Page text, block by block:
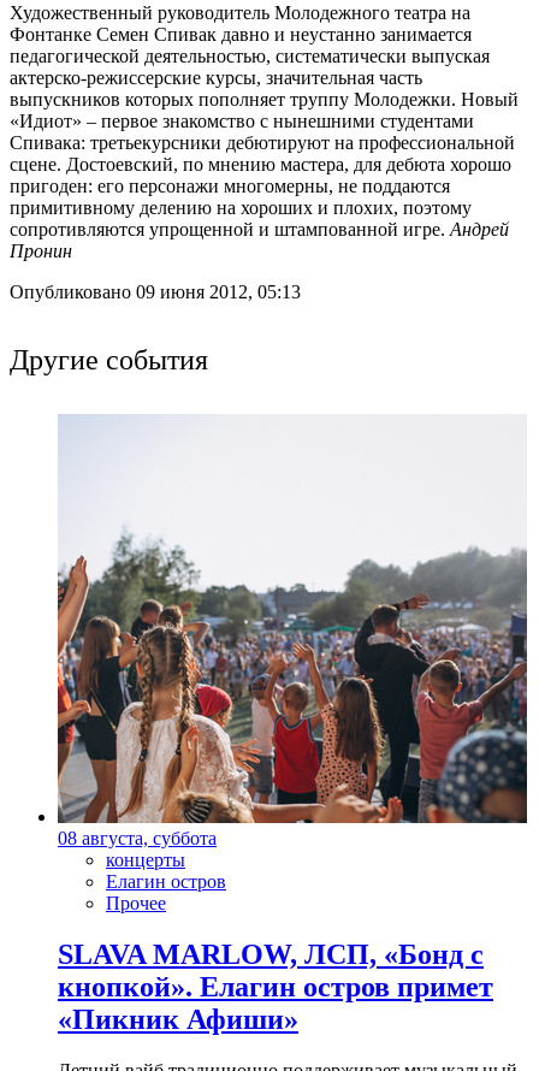
Художественный руководитель Молодежного театра на
Фонтанке Семен Спивак давно и неустанно занимается
педагогической деятельностью, систематически выпуская
актерско-режиссерские курсы, значительная часть
выпускников которых пополняет труппу Молодежки. Новый
«Идиот» – первое знакомство с нынешними студентами
Спивака: третьекурсники дебютируют на профессиональной
сцене. Достоевский, по мнению мастера, для дебюта хорошо
пригоден: его персонажи многомерны, не поддаются
примитивному делению на хороших и плохих, поэтому
сопротивляются упрощенной и штампованной игре. Андрей
Пронин
Опубликовано 09 июня 2012, 05:13
Другие события
08 августа, суббота
концерты
Елагин остров
Прочее
SLAVA MARLOW, ЛСП, «Бонд с
кнопкой». Елагин остров примет
«Пикник Афиши»